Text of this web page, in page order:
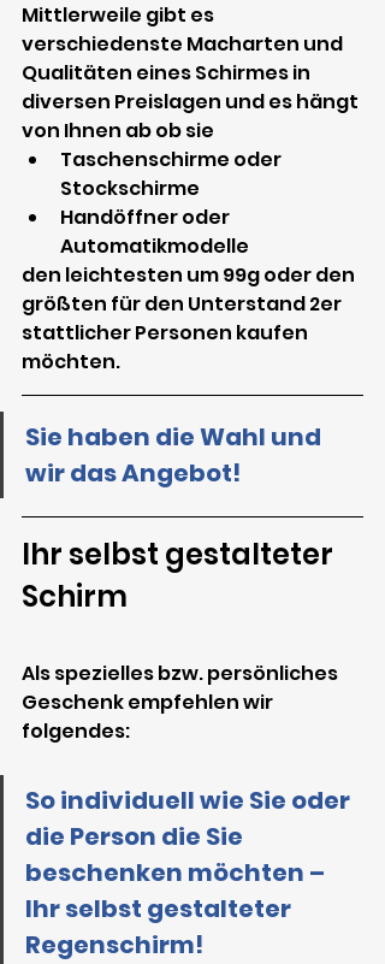
Mittlerweile gibt es
verschiedenste Macharten und
Qualitäten eines Schirmes in
diversen Preislagen und es hängt
von Ihnen ab ob sie
Taschenschirme oder
Stockschirme
Handöffner oder
Automatikmodelle
den leichtesten um 99g oder den
größten für den Unterstand 2er
stattlicher Personen kaufen
möchten.
Sie haben die Wahl und
wir das Angebot!
Ihr selbst gestalteter
Schirm
Als spezielles bzw. persönliches
Geschenk empfehlen wir
folgendes:
So individuell wie Sie oder
die Person die Sie
beschenken möchten –
Ihr selbst gestalteter
Regenschirm!